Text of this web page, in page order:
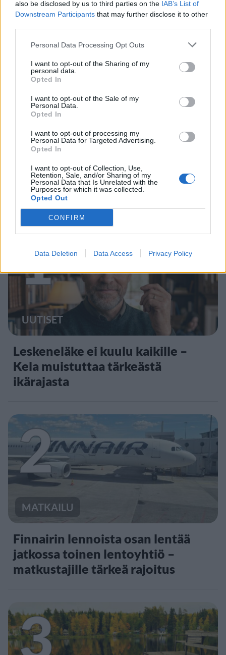
also be disclosed by us to third parties on the IAB’s List of
Downstream Participants that may further disclose it to other
Personal Data Processing Opt Outs
I want to opt-out of the Sharing of my
personal data.
Opted In
I want to opt-out of the Sale of my
Personal Data.
Opted In
I want to opt-out of processing my
Personal Data for Targeted Advertising.
Opted In
I want to opt-out of Collection, Use,
Retention, Sale, and/or Sharing of my
Personal Data that Is Unrelated with the
Purposes for which it was collected.
Opted Out
CONFIRM
Data Deletion Data Access Privacy Policy
Staran luetuimmat
1
UUTISET
Leskeneläke ei kuulu kaikille –
Kela muistuttaa tärkeästä
ikärajasta
2
MATKAILU
Finnairin lennoista osan lentää
jatkossa toinen lentoyhtiö –
matkustajille tärkeä rajoitus
3